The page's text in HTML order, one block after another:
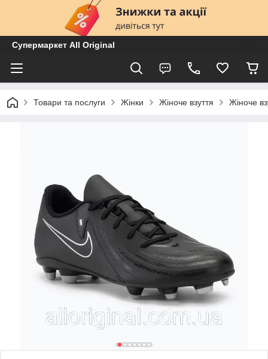
Супермаркет All Original
Товари та послуги Жінки Жіноче взуття Жіноче